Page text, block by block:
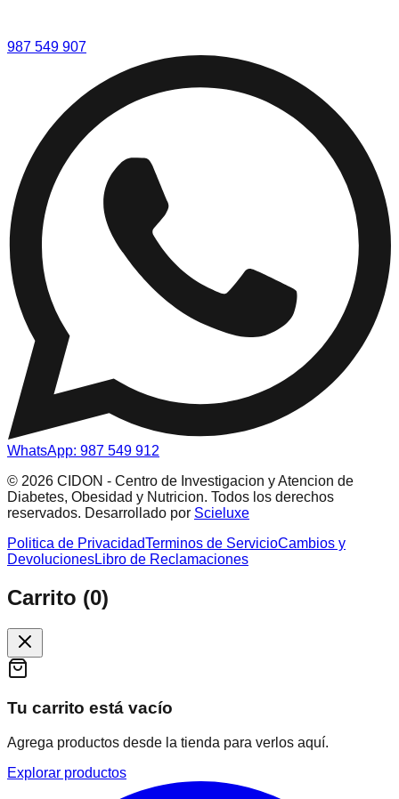
987 549 907
WhatsApp: 987 549 912
© 2026 CIDON - Centro de Investigacion y Atencion de
Diabetes, Obesidad y Nutricion. Todos los derechos
reservados. Desarrollado por Scieluxe
Politica de PrivacidadTerminos de ServicioCambios y
DevolucionesLibro de Reclamaciones
Carrito (0)
Tu carrito está vacío
Agrega productos desde la tienda para verlos aquí.
Explorar productos